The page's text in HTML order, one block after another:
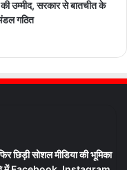
की उम्मीद, सरकार से बातचीत के
गठित
छिड़ी सोशल मीडिया की भूमिका